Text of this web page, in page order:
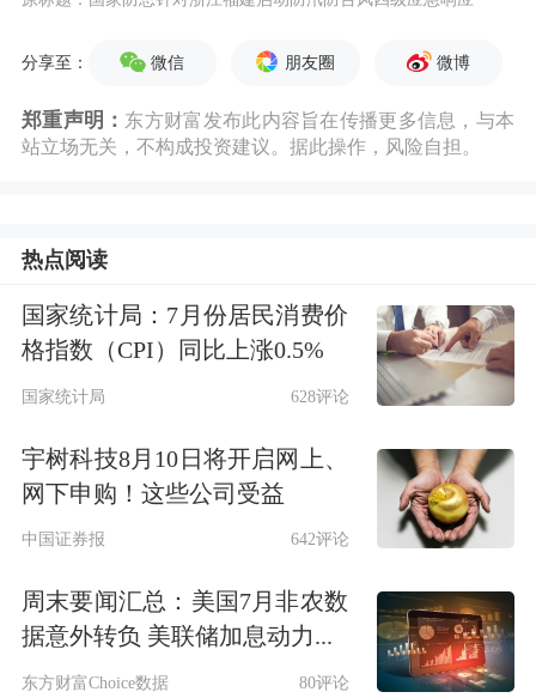
分享至： 微信 朋友圈 微博
郑重声明： 东方财富发布此内容旨在传播更多信息，与本
站立场无关，不构成投资建议。据此操作，风险自担。
热点阅读
国家统计局：7月份居民消费价
格指数（CPI）同比上涨0.5%
国家统计局 628评论
宇树科技8月10日将开启网上、
网下申购！这些公司受益
中国证券报 642评论
周末要闻汇总：美国7月非农数
据意外转负 美联储加息动力...
东方财富Choice数据 80评论